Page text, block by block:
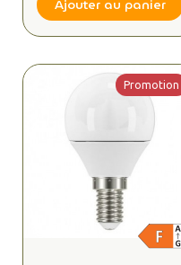
Ajouter au panier
Promotion